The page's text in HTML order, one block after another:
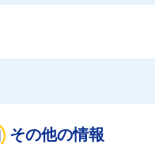
その他の情報